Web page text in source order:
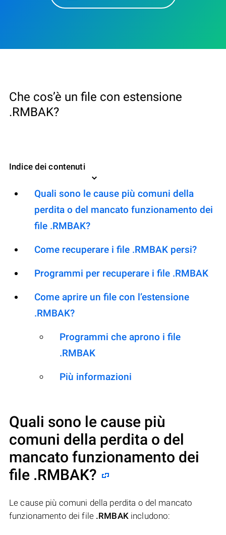
Che cos’è un file con estensione
.RMBAK?
Indice dei contenuti
Quali sono le cause più comuni della
perdita o del mancato funzionamento dei
file .RMBAK?
Come recuperare i file .RMBAK persi?
Programmi per recuperare i file .RMBAK
Come aprire un file con l’estensione
.RMBAK?
Programmi che aprono i file
.RMBAK
Più informazioni
Quali sono le cause più
comuni della perdita o del
mancato funzionamento dei
file .RMBAK?
Le cause più comuni della perdita o del mancato
funzionamento dei file .RMBAKincludono: